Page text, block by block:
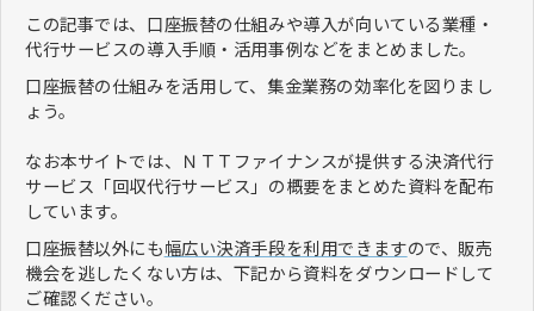
この記事では、口座振替の仕組みや導入が向いている業種・
代行サービスの導入手順・活用事例などをまとめました。
口座振替の仕組みを活用して、集金業務の効率化を図りまし
ょう。
なお本サイトでは、ＮＴＴファイナンスが提供する決済代行
サービス「回収代行サービス」の概要をまとめた資料を配布
しています。
口座振替以外にも幅広い決済手段を利用できますので、販売
機会を逃したくない方は、下記から資料をダウンロードして
ご確認ください。